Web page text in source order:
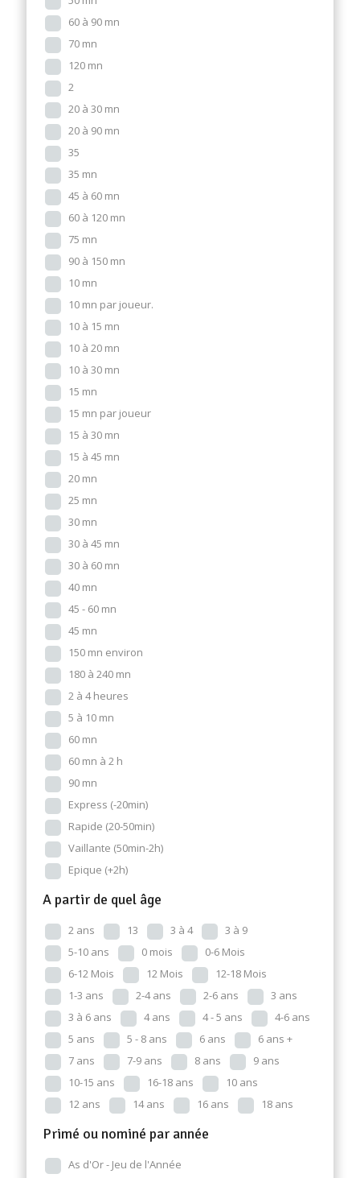
60 à 90 mn
70 mn
120 mn
2
20 à 30 mn
20 à 90 mn
35
35 mn
45 à 60 mn
60 à 120 mn
75 mn
90 à 150 mn
10 mn
10 mn par joueur.
10 à 15 mn
10 à 20 mn
10 à 30 mn
15 mn
15 mn par joueur
15 à 30 mn
15 à 45 mn
20 mn
25 mn
30 mn
30 à 45 mn
30 à 60 mn
40 mn
45 - 60 mn
45 mn
150 mn environ
180 à 240 mn
2 à 4 heures
5 à 10 mn
60 mn
60 mn à 2 h
90 mn
Express (-20min)
Rapide (20-50min)
Vaillante (50min-2h)
Epique (+2h)
A partir de quel âge
2 ans 13 3 à 4
3 à 9
5-10 ans
0 mois
0-6 Mois
6-12 Mois
12 Mois
12-18 Mois
1-3 ans
2-4 ans 2-6 ans
3 ans
3 à 6 ans
4 ans 4 - 5 ans
4-6 ans
5 ans
5 - 8 ans 6 ans
6 ans +
7 ans
7-9 ans 8 ans
9 ans
10-15 ans
16-18 ans
10 ans
12 ans
14 ans 16 ans 18 ans
Primé ou nominé par année
As d'Or - Jeu de l'Année